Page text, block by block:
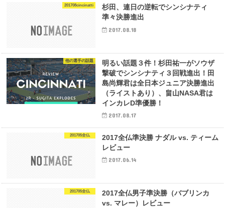
201708cincinatti
杉田、連日の逆転でシンシナティ
準々決勝進出
2017.08.18
他の選手の話題
明るい話題３件！杉田祐一がソウザ
撃破でシンシナティ３回戦進出！田
島尚輝君は全日本ジュニア決勝進出
（ライストあり）、畠山NASA君は
インカレD準優勝！
2017.08.17
201705全仏
2017全仏準決勝 ナダル vs. ティーム
レビュー
2017.06.14
201705全仏
2017全仏男子準決勝（バブリンカ
vs. マレー）レビュー